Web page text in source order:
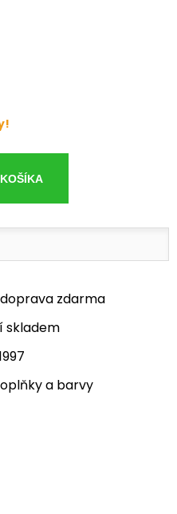
doprava zdarma
skladem
a barvy